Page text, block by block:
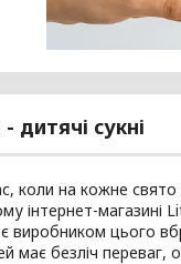
сукні
коли на кожне свято
інтернет-магазині
цього
має безліч